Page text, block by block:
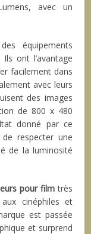
avec un
équipements
ont l’avantage
facilement dans
avec leurs
des images
de 800 x 480
donné par ce
respecter une
de la luminosité
pour filmtrès
cinéphiles et
est passée
et surprend